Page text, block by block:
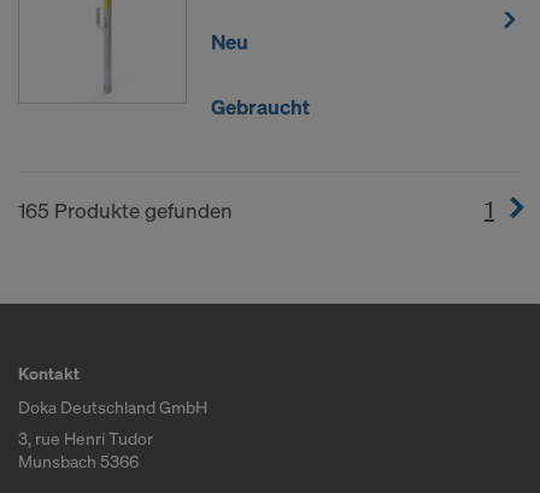
Neu
Gebraucht
165 Produkte gefunden 1
Kontakt
Doka Deutschland GmbH
3, rue Henri Tudor
Munsbach 5366